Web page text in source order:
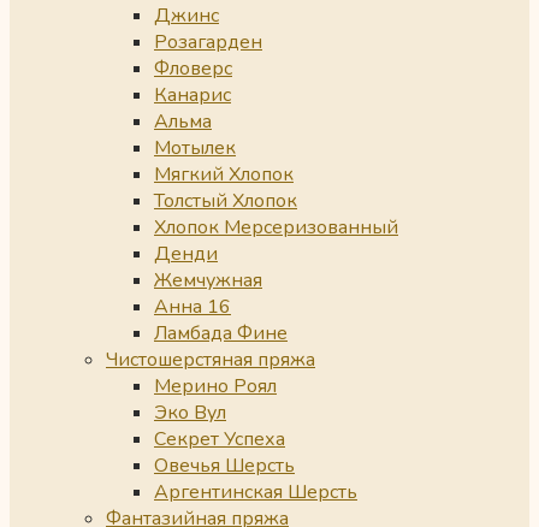
Джинс
Розагарден
Фловерс
Канарис
Альма
Мотылек
Мягкий Хлопок
Толстый Хлопок
Хлопок Мерсеризованный
Денди
Жемчужная
Анна 16
Ламбада Фине
Чистошерстяная пряжа
Мерино Роял
Эко Вул
Секрет Успеха
Овечья Шерсть
Аргентинская Шерсть
Фантазийная пряжа